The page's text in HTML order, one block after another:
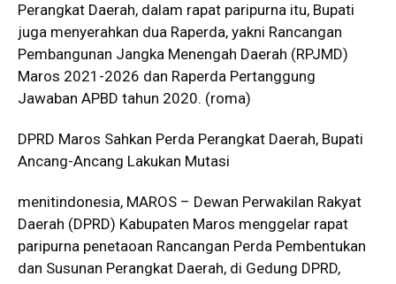
Perangkat Daerah, dalam rapat paripurna itu, Bupati
juga menyerahkan dua Raperda, yakni Rancangan
Pembangunan Jangka Menengah Daerah (RPJMD)
Maros 2021-2026 dan Raperda Pertanggung
Jawaban APBD tahun 2020. (roma)
DPRD Maros Sahkan Perda Perangkat Daerah, Bupati
Ancang-Ancang Lakukan Mutasi
menitindonesia, MAROS – Dewan Perwakilan Rakyat
Daerah (DPRD) Kabupaten Maros menggelar rapat
paripurna penetaoan Rancangan Perda Pembentukan
dan Susunan Perangkat Daerah, di Gedung DPRD,